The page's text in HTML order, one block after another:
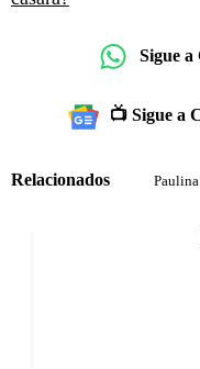
Sigue
📺 Sigue a
Relacionados